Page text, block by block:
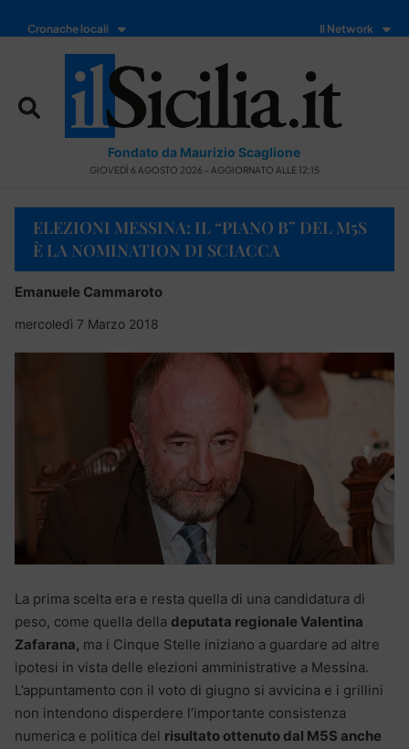
Cronache locali Il Network
Fondato da Maurizio Scaglione
GIOVEDÌ 6 AGOSTO 2026 - AGGIORNATO ALLE 12:15
ELEZIONI MESSINA: IL “PIANO B” DEL M5S
È LA NOMINATION DI SCIACCA
Emanuele Cammaroto
mercoledì 7 Marzo 2018
La prima scelta era e resta quella di una candidatura di
peso, come quella della deputata regionale Valentina
Zafarana, ma i Cinque Stelle iniziano a guardare ad altre
ipotesi in vista delle elezioni amministrative a Messina.
L’appuntamento con il voto di giugno si avvicina e i grillini
non intendono disperdere l’importante consistenza
numerica e politica del risultato ottenuto dal M5S anche